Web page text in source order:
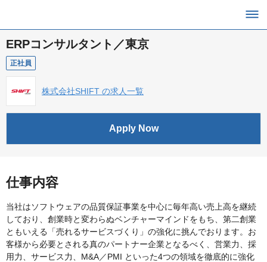
ERPコンサルタント／東京
正社員
株式会社SHIFT の求人一覧
Apply Now
仕事内容
当社はソフトウェアの品質保証事業を中心に毎年高い売上高を継続
しており、創業時と変わらぬベンチャーマインドをもち、第二創業
ともいえる「売れるサービスづくり」の強化に挑んでおります。お
客様から必要とされる真のパートナー企業となるべく、営業力、採
用力、サービス力、M&A／PMI といった4つの領域を徹底的に強化